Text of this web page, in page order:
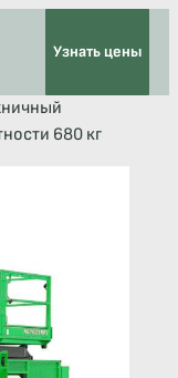
Узнать цены
680 кг